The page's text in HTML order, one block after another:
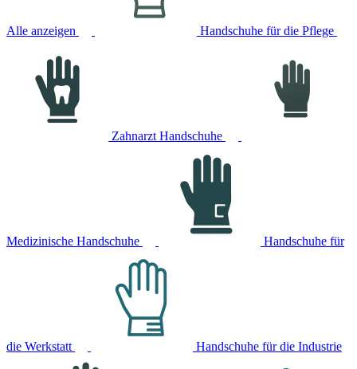
Alle anzeigen Handschuhe für die Pflege
Zahnarzt Handschuhe
Medizinische Handschuhe Handschuhe für
die Werkstatt Handschuhe für die Industrie